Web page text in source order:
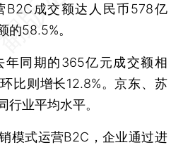
B2C成交额达人民币578亿
的58.5%。
同期的365亿元成交额相
比则增长12.8%。京东、苏
行业平均水平。
式运营B2C，企业通过进